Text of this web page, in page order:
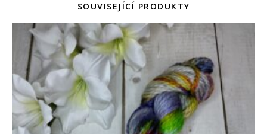
SOUVISEJÍCÍ PRODUKTY